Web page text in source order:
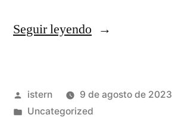
Seguir leyendo«camisetas
baratas»
Publicado
por
istern
9 de agosto de 2023
Publicado
Uncategorized